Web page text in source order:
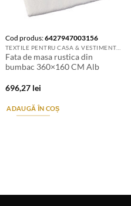
Cod produs:6427947003156
TEXTILE PENTRU CASA & VESTIMENTATIE ARTIZANALA
Fata de masa rustica din
bumbac 360×160 CM Alb
696,27 lei
ADAUGĂ ÎN COȘ